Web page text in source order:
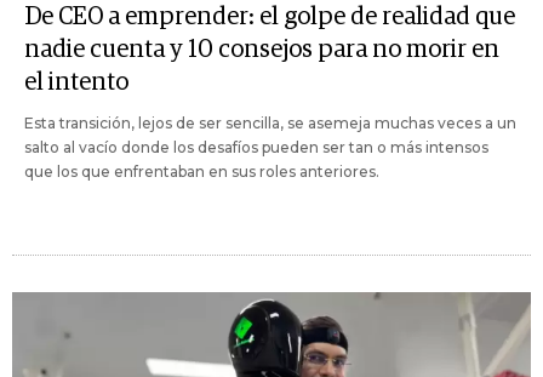
De CEO a emprender: el golpe de realidad que
nadie cuenta y 10 consejos para no morir en
el intento
Esta transición, lejos de ser sencilla, se asemeja muchas veces a un
salto al vacío donde los desafíos pueden ser tan o más intensos
que los que enfrentaban en sus roles anteriores.